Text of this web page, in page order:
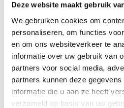
Deze website maakt gebruik
We gebruiken cookies om
personaliseren, om functies
en om ons websiteverkeer te
informatie over uw gebruik van
partners voor social media,
partners kunnen deze
informatie die u aan ze heeft
verzameld op basis van uw
zeggen: “I love my job!”
Liefde voor artra is samen
en groei. Het is het gevoel
wanneer we zien dat onze
aan de ontwikkeling van
Liefde voor artra omdat we
trainers hebben. Een team